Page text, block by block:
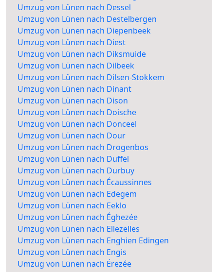
Umzug von Lünen nach Dessel
Umzug von Lünen nach Destelbergen
Umzug von Lünen nach Diepenbeek
Umzug von Lünen nach Diest
Umzug von Lünen nach Diksmuide
Umzug von Lünen nach Dilbeek
Umzug von Lünen nach Dilsen-Stokkem
Umzug von Lünen nach Dinant
Umzug von Lünen nach Dison
Umzug von Lünen nach Doische
Umzug von Lünen nach Donceel
Umzug von Lünen nach Dour
Umzug von Lünen nach Drogenbos
Umzug von Lünen nach Duffel
Umzug von Lünen nach Durbuy
Umzug von Lünen nach Écaussinnes
Umzug von Lünen nach Edegem
Umzug von Lünen nach Eeklo
Umzug von Lünen nach Éghezée
Umzug von Lünen nach Ellezelles
Umzug von Lünen nach Enghien Edingen
Umzug von Lünen nach Engis
Umzug von Lünen nach Érezée